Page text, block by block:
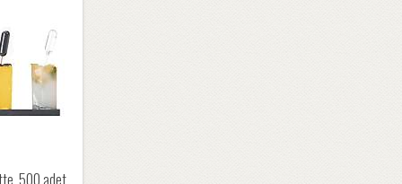
500 adet